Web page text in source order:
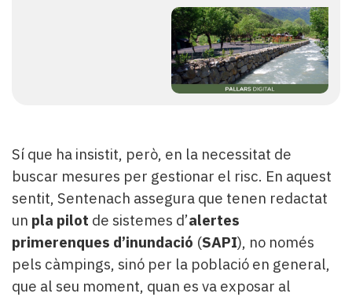
Sí que ha insistit, però, en la necessitat de
buscar mesures per gestionar el risc. En aquest
sentit, Sentenach assegura que tenen redactat
un pla pilot de sistemes d’alertes
primerenques d’inundació (SAPI), no només
pels càmpings, sinó per la població en general,
que al seu moment, quan es va exposar al